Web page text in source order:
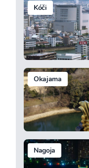
Kóči
Okajama
Nagoja